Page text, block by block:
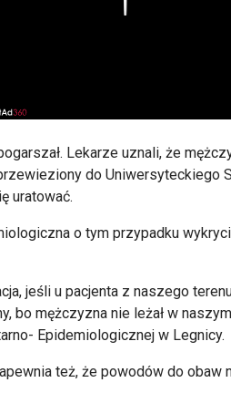
Lekarze uznali, że
do Uniwersyteckiego
uratować.
o tym przypadku
jeśli u pacjenta z naszego
bo mężczyzna nie leżał w
Epidemiologicznej w Legnicy.
też, że powodów do obaw